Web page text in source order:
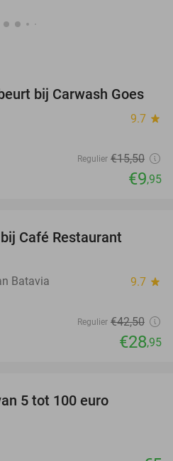
36%
bij Carwash Goes
9.7 star
Regulier €15,50
€9,95
Café Restaurant
Batavia 9.7 star
Regulier €42,50
€28,95
5 tot 100 euro